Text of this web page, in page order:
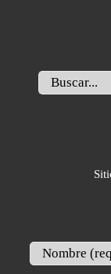
Buscar: